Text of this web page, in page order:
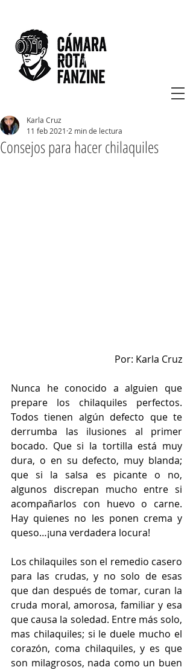
Consejos para hacer chilaquiles
Karla Cruz
11 feb 2021 2 min de lectura
Por: Karla Cruz
Nunca he conocido a alguien que
prepare los chilaquiles perfectos.
Todos tienen algún defecto que te
derrumba las ilusiones al primer
bocado. Que si la tortilla está muy
dura, o en su defecto, muy blanda;
que si la salsa es picante o no,
algunos discrepan mucho entre si
acompañarlos con huevo o carne.
Hay quienes no les ponen crema y
queso…¡una verdadera locura!
Los chilaquiles son el remedio casero
para las crudas, y no solo de esas
que dan después de tomar, curan la
cruda moral, amorosa, familiar y esa
que causa la soledad. Entre más solo,
mas chilaquiles; si le duele mucho el
corazón, coma chilaquiles, y es que
son milagrosos, nada como un buen